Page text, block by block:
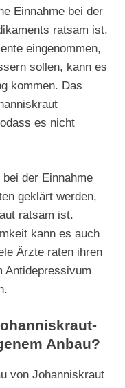
Einnahme bei der
ratsam ist.
eingenommen,
sollen, kann es
kommen. Das
es nicht
der Einnahme
geklärt werden,
ratsam ist.
kann es auch
Ärzte raten ihren
Antidepressivum
Anbau?
von Johanniskraut